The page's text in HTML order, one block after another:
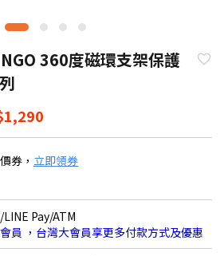
360度磁環支架保護
券， 立即領券
Pay/ATM
員 ，台灣大會員享更多付款方式及優惠